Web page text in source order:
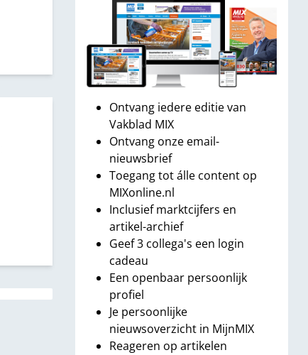
Ontvang iedere editie van
Vakblad MIX
Ontvang onze email-
nieuwsbrief
Toegang tot álle content op
MIXonline.nl
Inclusief marktcijfers en
artikel-archief
Geef 3 collega's een login
cadeau
Een openbaar persoonlijk
profiel
Je persoonlijke
nieuwsoverzicht in MijnMIX
Reageren op artikelen